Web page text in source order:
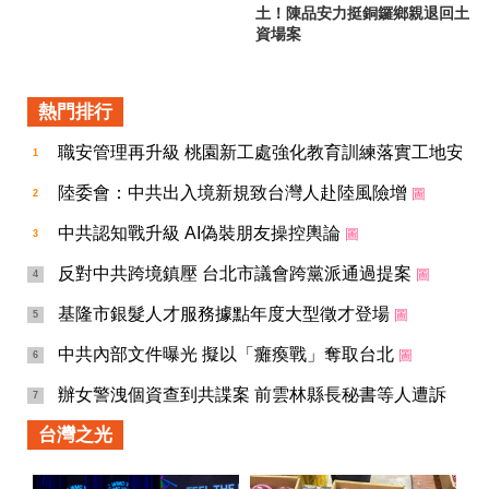
土！陳品安力挺銅鑼鄉親退回土
資場案
熱門排行
1 職安管理再升級 桃園新工處強化教育訓練落實工地安全
2 陸委會：中共出入境新規致台灣人赴陸風險增 圖
3 中共認知戰升級 AI偽裝朋友操控輿論 圖
4 反對中共跨境鎮壓 台北市議會跨黨派通過提案 圖
5 基隆市銀髮人才服務據點年度大型徵才登場 圖
6 中共內部文件曝光 擬以「癱瘓戰」奪取台北 圖
7 辦女警洩個資查到共諜案 前雲林縣長秘書等人遭訴
台灣之光